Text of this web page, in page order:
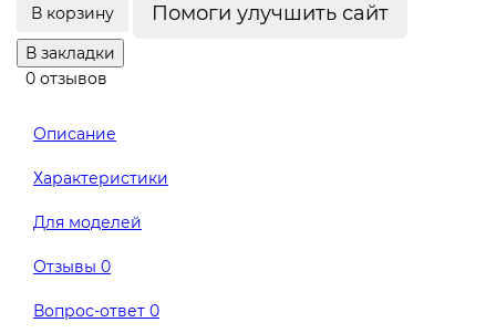
В корзину Помоги улучшить сайт
В закладки
0 отзывов
Описание
Характеристики
Для моделей
Отзывы 0
Вопрос-ответ 0